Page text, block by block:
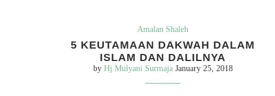
Amalan Shaleh
5 KEUTAMAAN DAKWAH DALAM
ISLAM DAN DALILNYA
by Hj Mulyani Surmaja January 25, 2018